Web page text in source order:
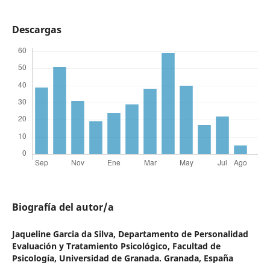
Descargas
Biografía del autor/a
Jaqueline Garcia da Silva, Departamento de Personalidad
Evaluación y Tratamiento Psicológico, Facultad de
Psicología, Universidad de Granada. Granada, España